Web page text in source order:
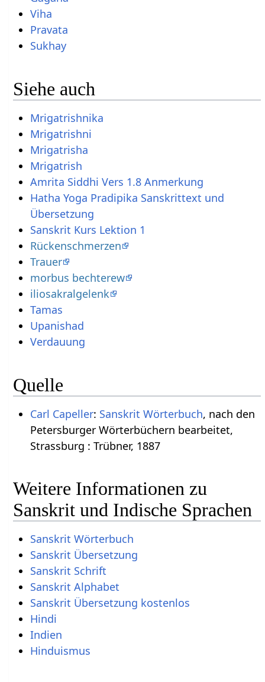
Viha
Pravata
Sukhay
Siehe auch
Mrigatrishnika
Mrigatrishni
Mrigatrisha
Mrigatrish
Amrita Siddhi Vers 1.8 Anmerkung
Hatha Yoga Pradipika Sanskrittext und
Übersetzung
Sanskrit Kurs Lektion 1
Rückenschmerzen
Trauer
morbus bechterew
iliosakralgelenk
Tamas
Upanishad
Verdauung
Quelle
Carl Capeller: Sanskrit Wörterbuch, nach den
Petersburger Wörterbüchern bearbeitet,
Strassburg : Trübner, 1887
Weitere Informationen zu
Sanskrit und Indische Sprachen
Sanskrit Wörterbuch
Sanskrit Übersetzung
Sanskrit Schrift
Sanskrit Alphabet
Sanskrit Übersetzung kostenlos
Hindi
Indien
Hinduismus